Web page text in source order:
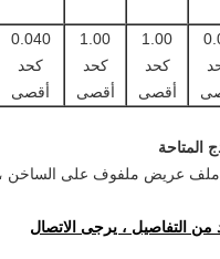
1.00
كحد
أقصى
1.00
كحد
أقصى
0.040
كحد
أقصى
المتاحة
من التفاصيل ، يرجى الاتصال